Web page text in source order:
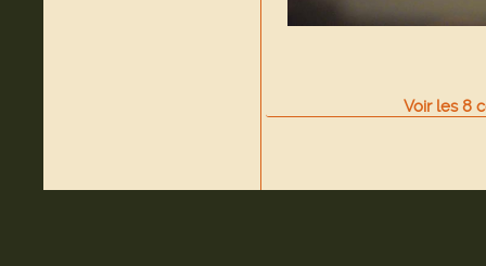
Voir les8